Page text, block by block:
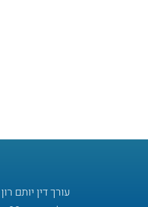
עורך דין יותם רון